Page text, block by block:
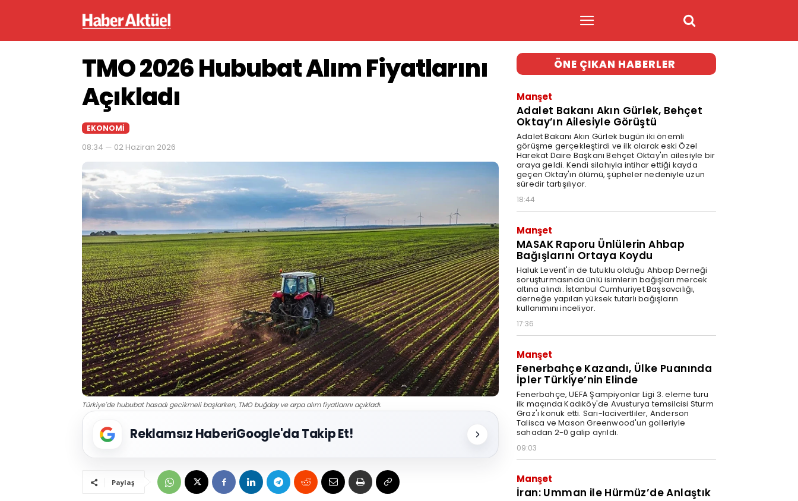
TMO 2026 Hububat Alım Fiyatlarını
Açıkladı
EKONOMI
08:34 — 02 Haziran 2026
Türkiye'de hububat hasadı gecikmeli başlarken, TMO buğday ve arpa alım fiyatlarını açıkladı.
Reklamsız HaberiGoogle'da Takip Et!
Paylaş
ÖNE ÇIKAN HABERLER
Manşet
Adalet Bakanı Akın Gürlek, Behçet
Oktay’ın Ailesiyle Görüştü
Adalet Bakanı Akın Gürlek bugün iki önemli
görüşme gerçekleştirdi ve ilk olarak eski Özel
Harekat Daire Başkanı Behçet Oktay'ın ailesiyle bir
araya geldi. Kendi silahıyla intihar ettiği kayda
geçen Oktay'ın ölümü, şüpheler nedeniyle uzun
süredir tartışılıyor.
18:44
Manşet
MASAK Raporu Ünlülerin Ahbap
Bağışlarını Ortaya Koydu
Haluk Levent'in de tutuklu olduğu Ahbap Derneği
soruşturmasında ünlü isimlerin bağışları mercek
altına alındı. İstanbul Cumhuriyet Başsavcılığı,
derneğe yapılan yüksek tutarlı bağışların
kullanımını inceliyor.
17:36
Manşet
Fenerbahçe Kazandı, Ülke Puanında
İpler Türkiye’nin Elinde
Fenerbahçe, UEFA Şampiyonlar Ligi 3. eleme turu
ilk maçında Kadıköy'de Avusturya temsilcisi Sturm
Graz'ı konuk etti. Sarı-lacivertliler, Anderson
Talisca ve Mason Greenwood'un golleriyle
sahadan 2-0 galip ayrıldı.
09:03
Manşet
İran: Umman ile Hürmüz’de Anlaştık